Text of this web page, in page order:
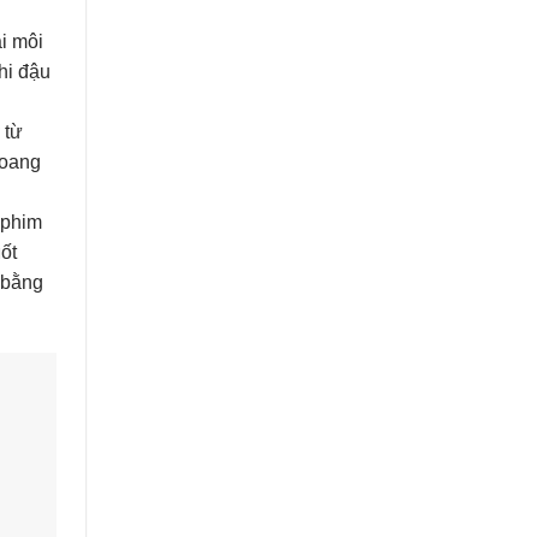
môi
đậu
từ